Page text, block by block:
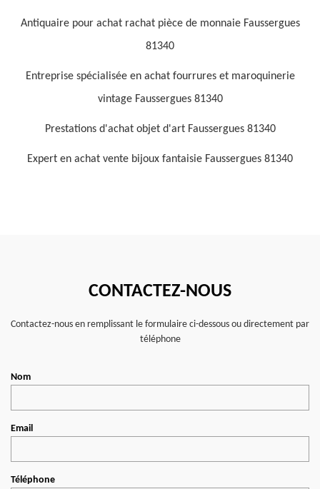
Antiquaire pour achat rachat pièce de monnaie Faussergues
81340
Entreprise spécialisée en achat fourrures et maroquinerie
vintage Faussergues 81340
Prestations d'achat objet d'art Faussergues 81340
Expert en achat vente bijoux fantaisie Faussergues 81340
CONTACTEZ-NOUS
Contactez-nous en remplissant le formulaire ci-dessous ou directement par
téléphone
Nom
Email
Téléphone